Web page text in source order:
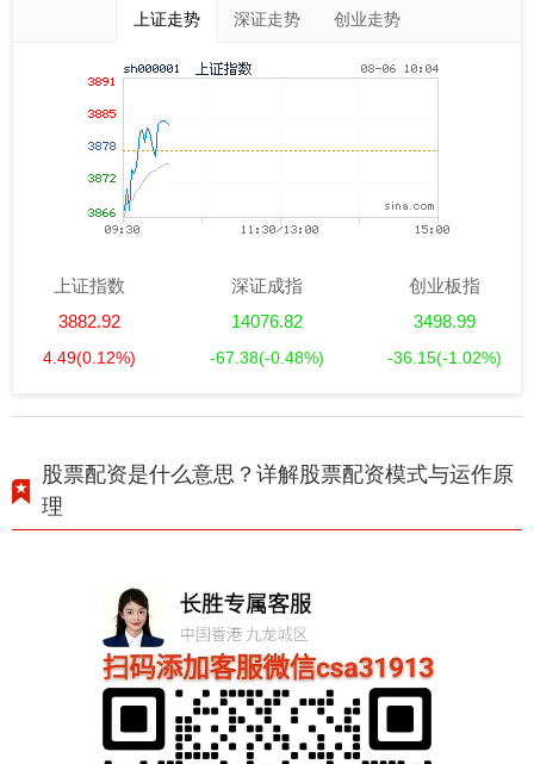
上证走势 深证走势 创业走势
上证指数
3882.92
4.49(0.12%)
深证成指
14076.82
-67.38(-0.48%)
创业板指
3498.99
-36.15(-1.02%)
股票配资是什么意思？详解股票配资模式与运作原
理